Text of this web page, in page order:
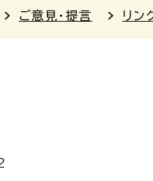
ご意見・提言 リン